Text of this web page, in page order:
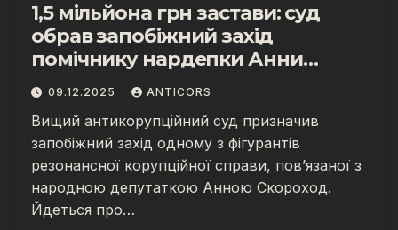
1,5 мільйона грн застави: суд
обрав запобіжний захід
помічнику нардепки Анни
Скороход у справі про
«санкційний підкуп»
09.12.2025 ANTICORS
Вищий антикорупційний суд призначив
запобіжний захід одному з фігурантів
резонансної корупційної справи, пов’язаної з
народною депутаткою Анною Скороход.
Йдеться про…